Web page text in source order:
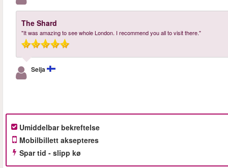
The Shard
"It was amazing to see whole London. I recommend you all to visit there."
Seija
Umiddelbar bekreftelse
Mobilbillett aksepteres
Spar tid - slipp kø